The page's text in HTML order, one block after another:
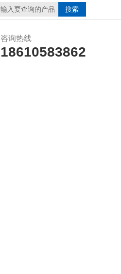
咨询热线
18610583862